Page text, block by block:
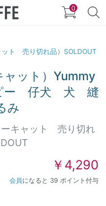
0
ト 売り切れ品）SOLDOUT
ット）Yummy
ー 仔犬 犬 縫
み
キャット 売り切れ
￥4,290
会員 になると 39 ポイント付与